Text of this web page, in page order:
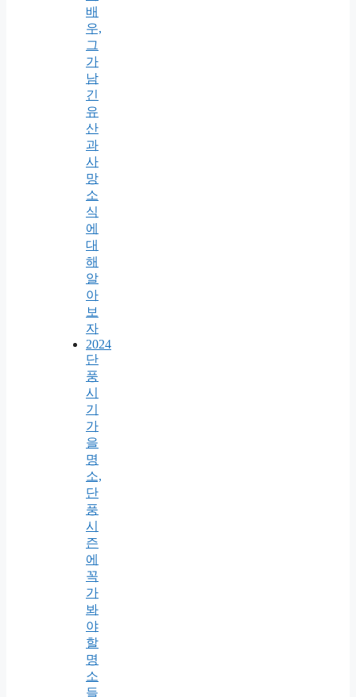
배
우,
그
가
남
긴
유
산
과
사
망
소
식
에
대
해
알
아
보
자
2024
단
풍
시
기
가
을
명
소,
단
풍
시
즌
에
꼭
가
봐
야
할
명
소
들